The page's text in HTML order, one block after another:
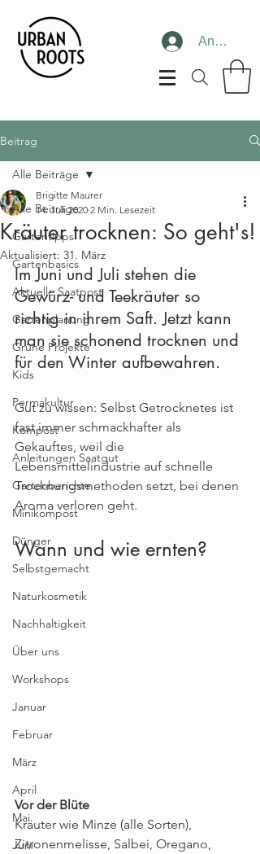
Anmelden
Beitrag
Alle Beiträge
Gartentipps
Gartenbasics
Aktuelle Saatpost
Gartenplanung
Grüne Projekte
Kids
Permakultur
Kompost
Anleitungen Saatgut
Gartenberichte
Minikompost
Dünger
Selbstgemacht
Naturkosmetik
Nachhaltigkeit
Über uns
Workshops
Januar
Februar
März
April
Mai
Juni
Alle Beiträge
Kräuter trocknen: So geht's!
Brigitte Maurer
14. Juli 2020 2 Min. Lesezeit
Aktualisiert: 31. März
Im Juni und Juli stehen die
Gewürz- und Teekräuter so
richtig in ihrem Saft. Jetzt kann
man sie schonend trocknen und
für den Winter aufbewahren.
Gut zu wissen: Selbst Getrocknetes ist
fast immer schmackhafter als
Gekauftes, weil die
Lebensmittelindustrie auf schnelle
Trocknungsmethoden setzt, bei denen
Aroma verloren geht.
Wann und wie ernten?
Vor der Blüte
Kräuter wie Minze (alle Sorten),
Zitronenmelisse, Salbei, Oregano,